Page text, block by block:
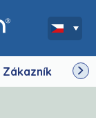
Zákazník